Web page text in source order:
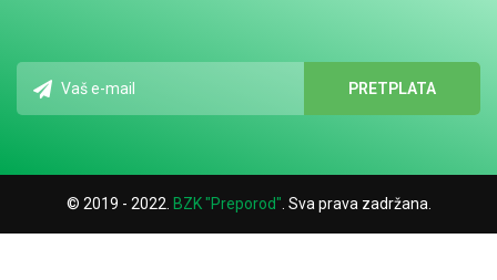
© 2019 - 2022. BZK "Preporod" . Sva prava zadržana.